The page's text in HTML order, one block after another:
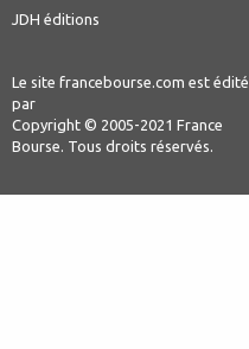
JDH éditions
Le site francebourse.com est édité
par
Copyright © 2005-2021 France
Bourse. Tous droits réservés.